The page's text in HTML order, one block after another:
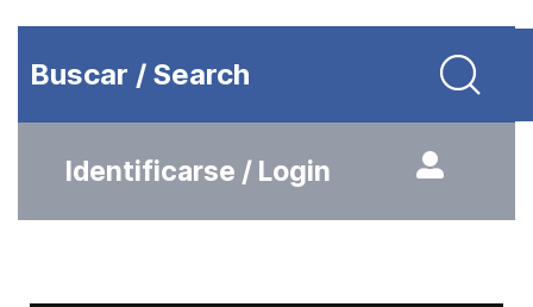
Buscar / Search
Identificarse / Login